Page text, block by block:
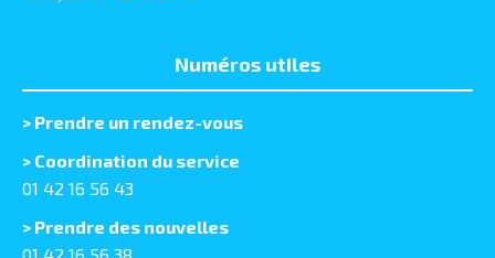
Numéros utiles
> Prendre un rendez-vous
> Coordination du service
01 42 16 56 43
> Prendre des nouvelles